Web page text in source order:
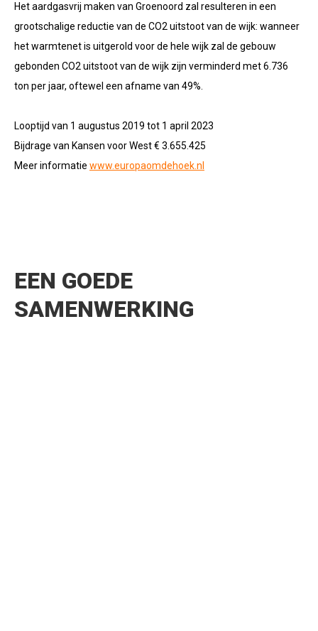
Het aardgasvrij maken van Groenoord zal resulteren in een
grootschalige reductie van de CO2 uitstoot van de wijk: wanneer
het warmtenet is uitgerold voor de hele wijk zal de gebouw
gebonden CO2 uitstoot van de wijk zijn verminderd met 6.736
ton per jaar, oftewel een afname van 49%.
Looptijd van 1 augustus 2019 tot 1 april 2023
Bijdrage van Kansen voor West € 3.655.425
Meer informatie www.europaomdehoek.nl
EEN GOEDE
SAMENWERKING